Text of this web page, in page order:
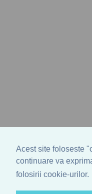
Acest site foloseste
continuare va
folosirii cookie-urilor.